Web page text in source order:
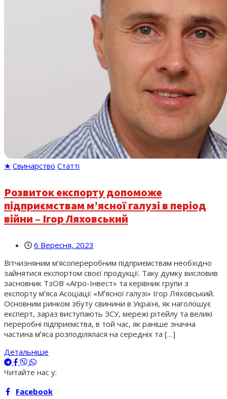
★ Свинарство Статті
Розвиток експорту допоможе
підприємствам мʼясної галузі в період
війни – Ігор Ляховський
6 Вересня, 2023
Вітчизняним м’ясопереробним підприємствам необхідно
зайнятися експортом своєї продукції. Таку думку висловив
засновник ТзОВ «Агро-Інвест» та керівник групи з
експорту мʼяса Асоціації «Мʼясної галузі» Ігор Ляховський.
Основним ринком збуту свинини в Україні, як наголошує
експерт, зараз виступають ЗСУ, мережі рітейлу та великі
переробні підприємства, в той час, як раніше значна
частина мʼяса розподілялася на середніх та […]
Детальніше
Читайте нас у:
Facebook